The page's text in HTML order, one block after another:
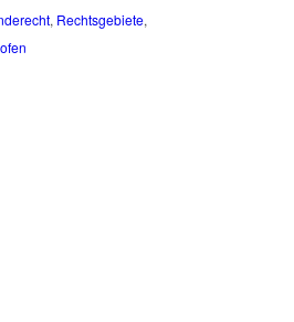
, Rechtsgebiete,